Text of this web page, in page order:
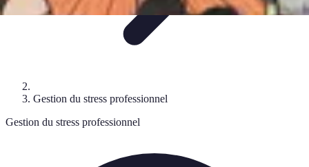
Gestion du stress professionnel
Gestion du stress professionnel